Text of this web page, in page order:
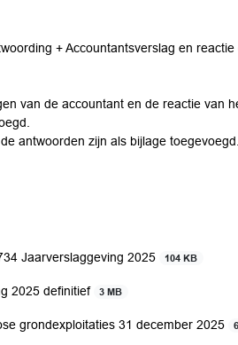
+ Accountantsverslag en reactie
van de accountant en de reactie van
antwoorden zijn als bijlage toegevoegd.
Jaarverslaggeving 2025
104 KB
2025 definitief 3 MB
grondexploitaties 31 december 2025